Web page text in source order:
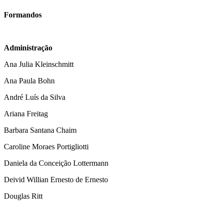
Formandos
Administração
Ana Julia Kleinschmitt
Ana Paula Bohn
André Luís da Silva
Ariana Freitag
Barbara Santana Chaim
Caroline Moraes Portigliotti
Daniela da Conceição Lottermann
Deivid Willian Ernesto de Ernesto
Douglas Ritt